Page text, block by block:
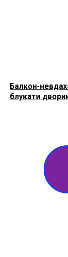
Балкон-
блукати